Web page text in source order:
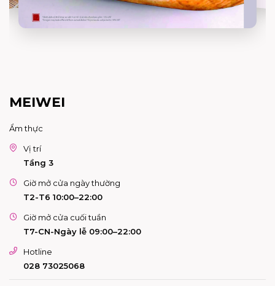
MEIWEI
Ẩm thực
Vị trí
Tầng 3
Giờ mở cửa ngày thường
T2-T6 10:00–22:00
Giờ mở cửa cuối tuần
T7-CN-Ngày lễ 09:00–22:00
Hotline
028 73025068